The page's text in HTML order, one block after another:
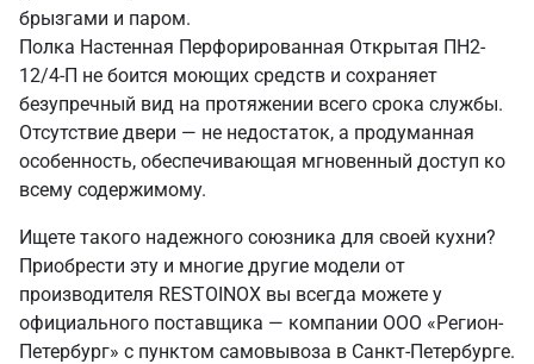
брызгами и паром.
Полка Настенная Перфорированная Открытая ПН2-
12/4-П не боится моющих средств и сохраняет
безупречный вид на протяжении всего срока службы.
Отсутствие двери — не недостаток, а продуманная
особенность, обеспечивающая мгновенный доступ ко
всему содержимому.
Ищете такого надежного союзника для своей кухни?
Приобрести эту и многие другие модели от
производителя RESTOINOX вы всегда можете у
официального поставщика — компании ООО «Регион-
Петербург» с пунктом самовывоза в Санкт‑Петербурге.